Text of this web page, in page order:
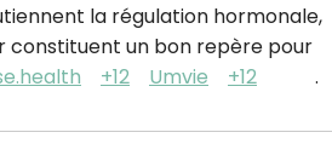
la régulation hormonale,
constituent un bon repère pour
+12 Umvie +12 .
personnalisées. Vous pourrez vous désinscrire en
désabonnement intégré dans la newsletter. Pour en
exercer vos droits, prenez connaissance de notreCharte
Confidentialité